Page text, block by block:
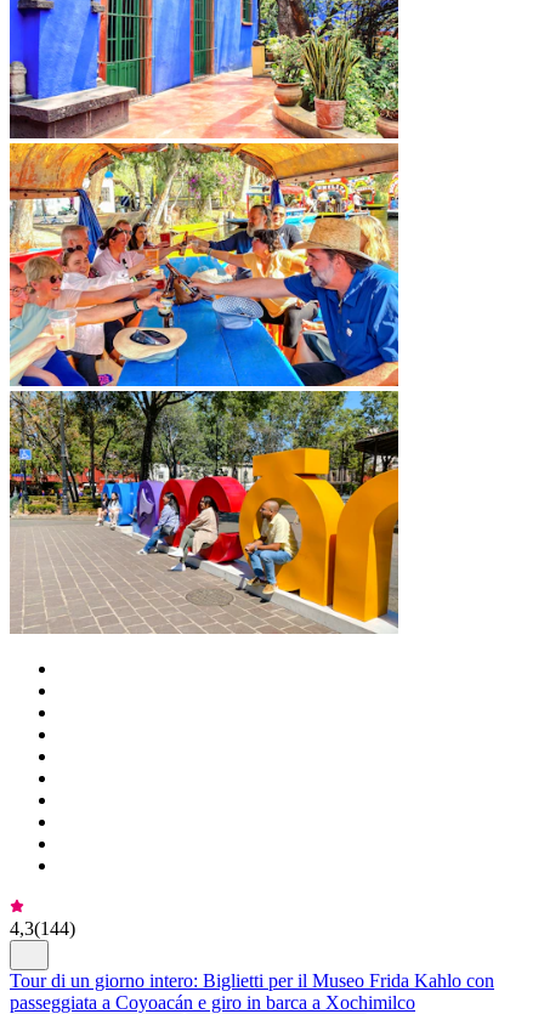
4,3(144)
Tour di un giorno intero: Biglietti per il Museo Frida Kahlo con
passeggiata a Coyoacán e giro in barca a Xochimilco